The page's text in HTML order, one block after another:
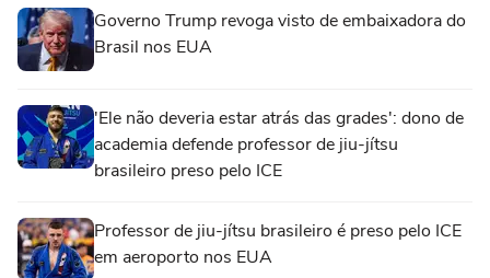
Governo Trump revoga visto de embaixadora do
Brasil nos EUA
'Ele não deveria estar atrás das grades': dono de
academia defende professor de jiu-jítsu
brasileiro preso pelo ICE
Professor de jiu-jítsu brasileiro é preso pelo ICE
em aeroporto nos EUA